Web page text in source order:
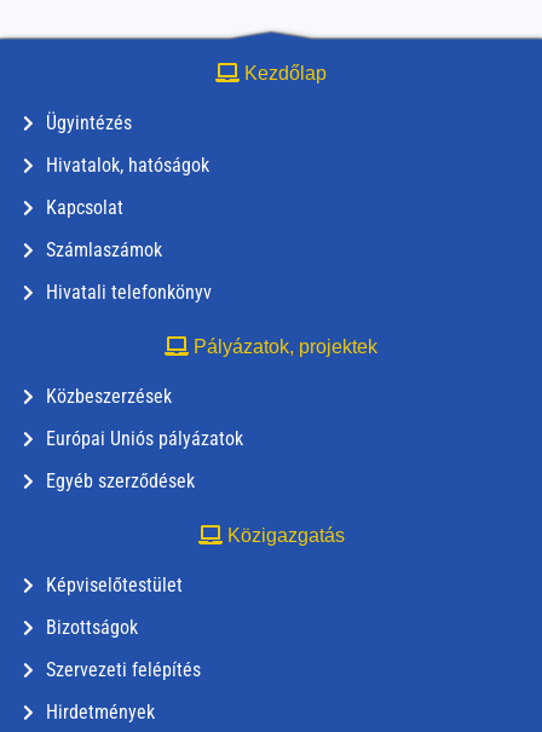
Kezdőlap
Ügyintézés
Hivatalok, hatóságok
Kapcsolat
Számlaszámok
Hivatali telefonkönyv
Pályázatok, projektek
Közbeszerzések
Európai Uniós pályázatok
Egyéb szerződések
Közigazgatás
Képviselőtestület
Bizottságok
Szervezeti felépítés
Hirdetmények